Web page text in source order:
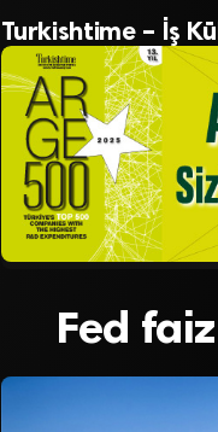
Turkishtime – İş
Fed